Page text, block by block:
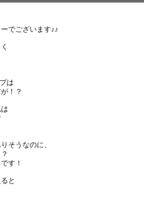
でございます♪♪
は
！？
そうなのに、
す！
と